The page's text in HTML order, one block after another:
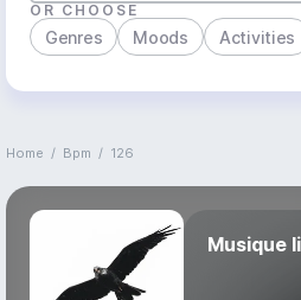
OR CHOOSE
Genres Moods Activities
Home / Bpm / 126
Musique